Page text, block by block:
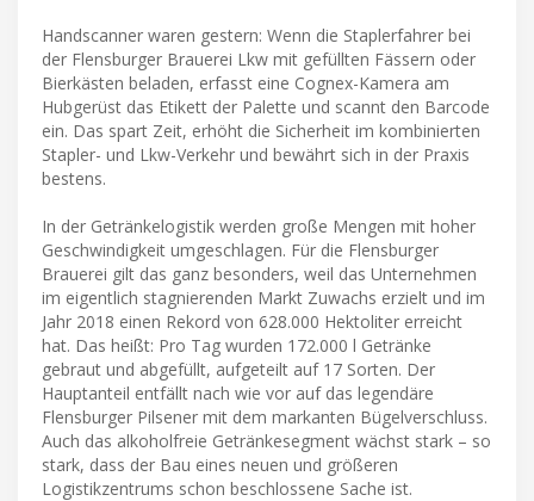
Handscanner waren gestern: Wenn die Staplerfahrer bei
der Flensburger Brauerei Lkw mit gefüllten Fässern oder
Bierkästen beladen, erfasst eine Cognex-Kamera am
Hubgerüst das Etikett der Palette und scannt den Barcode
ein. Das spart Zeit, erhöht die Sicherheit im kombinierten
Stapler- und Lkw-Verkehr und bewährt sich in der Praxis
bestens.
In der Getränkelogistik werden große Mengen mit hoher
Geschwindigkeit umgeschlagen. Für die Flensburger
Brauerei gilt das ganz besonders, weil das Unternehmen
im eigentlich stagnierenden Markt Zuwachs erzielt und im
Jahr 2018 einen Rekord von 628.000 Hektoliter erreicht
hat. Das heißt: Pro Tag wurden 172.000 l Getränke
gebraut und abgefüllt, aufgeteilt auf 17 Sorten. Der
Hauptanteil entfällt nach wie vor auf das legendäre
Flensburger Pilsener mit dem markanten Bügelverschluss.
Auch das alkoholfreie Getränkesegment wächst stark – so
stark, dass der Bau eines neuen und größeren
Logistikzentrums schon beschlossene Sache ist.